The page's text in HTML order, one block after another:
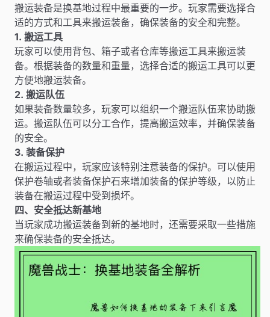
搬运装备是换基地过程中最重要的一步。玩家需要选择合
适的方式和工具来搬运装备，确保装备的安全和完整。
1. 搬运工具
玩家可以使用背包、箱子或者仓库等搬运工具来搬运装
备。根据装备的数量和重量，选择合适的搬运工具可以更
方便地搬运装备。
2. 搬运队伍
如果装备数量较多，玩家可以组织一个搬运队伍来协助搬
运。搬运队伍可以分工合作，提高搬运效率，并确保装备
的安全。
3. 装备保护
在搬运过程中，玩家应该特别注意装备的保护。可以使用
保护卷轴或者装备保护石来增加装备的保护等级，以防止
装备在搬运过程中受到损坏。
四、安全抵达新基地
当玩家成功搬运装备到新的基地时，还需要采取一些措施
来确保装备的安全抵达。